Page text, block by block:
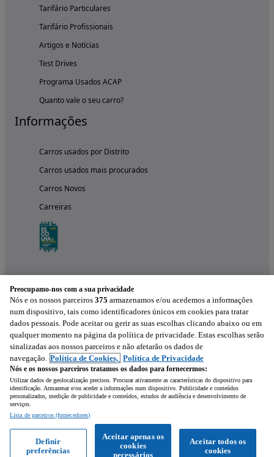
Ligar WhatsApp
Tarifário Particulares
Tarifário Profissionais
Artigos e Notícias
Test Drives
Programa Usados ACAP
Quanto vale o seu carro?
Informações
Carros usados por Distrito
Carros usados mais procurados
Carros Novos
Carreiras
Experimenta a aplicação
Preocupamo-nos com a sua privacidade
Nós e os nossos parceiros 375 armazenamos e/ou acedemos a informações
num dispositivo, tais como identificadores únicos em cookies para tratar
dados pessoais. Pode aceitar ou gerir as suas escolhas clicando abaixo ou em
qualquer momento na página da política de privacidade. Estas escolhas serão
sinalizadas aos nossos parceiros e não afetarão os dados de
navegação. Política de Cookies, Política de Privacidade
Nós e os nossos parceiros tratamos os dados para fornecermos:
Utilizar dados de geolocalização precisos. Procurar ativamente as características do dispositivo para
identificação. Armazenar e/ou aceder a informações num dispositivo. Publicidade e conteúdos
personalizados, medição de publicidade e conteúdos, estudos de audiência e desenvolvimento de
serviços.
Lista de parceiros (fornecedores)
Aceitar todos os
cookies
Aceitar apenas os
cookies
necessários
Definir
preferências